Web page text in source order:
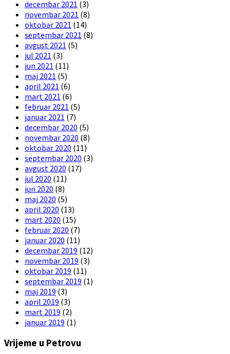
decembar 2021 (3)
novembar 2021 (8)
oktobar 2021 (14)
septembar 2021 (8)
avgust 2021 (5)
jul 2021 (3)
jun 2021 (11)
maj 2021 (5)
april 2021 (6)
mart 2021 (6)
februar 2021 (5)
januar 2021 (7)
decembar 2020 (5)
novembar 2020 (8)
oktobar 2020 (11)
septembar 2020 (3)
avgust 2020 (17)
jul 2020 (11)
jun 2020 (8)
maj 2020 (5)
april 2020 (13)
mart 2020 (15)
februar 2020 (7)
januar 2020 (11)
decembar 2019 (12)
novembar 2019 (3)
oktobar 2019 (11)
septembar 2019 (1)
maj 2019 (3)
april 2019 (3)
mart 2019 (2)
januar 2019 (1)
Vrijeme u Petrovu